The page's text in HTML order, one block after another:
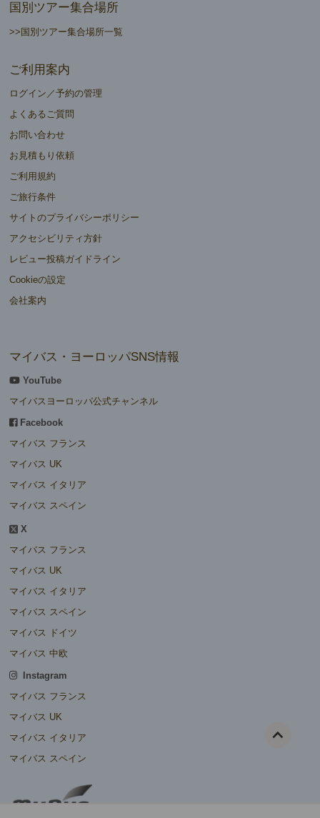
国別ツアー集合場所
>>国別ツアー集合場所一覧
ご利用案内
ログイン／予約の管理
よくあるご質問
お問い合わせ
お見積もり依頼
ご利用規約
ご旅行条件
サイトのプライバシーポリシー
アクセシビリティ方針
レビュー投稿ガイドライン
Cookieの設定
会社案内
マイバス・ヨーロッパSNS情報
YouTube
マイバスヨーロッパ公式チャンネル
Facebook
マイバス フランス
マイバス UK
マイバス イタリア
マイバス スペイン
X
マイバス フランス
マイバス UK
マイバス イタリア
マイバス スペイン
マイバス ドイツ
マイバス 中欧
Instagram
マイバス フランス
マイバス UK
マイバス イタリア
マイバス スペイン